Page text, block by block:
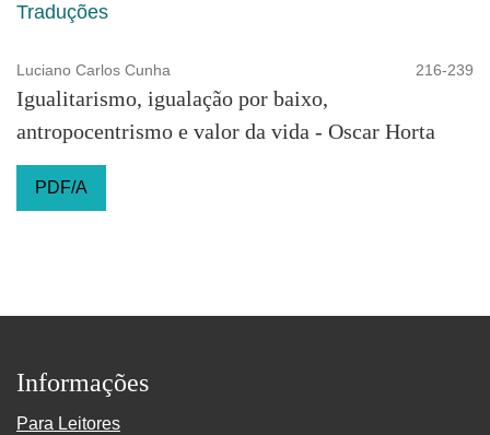
Traduções
Luciano Carlos Cunha 216-239
Igualitarismo, igualação por baixo,
antropocentrismo e valor da vida - Oscar Horta
PDF/A
Informações
Para Leitores